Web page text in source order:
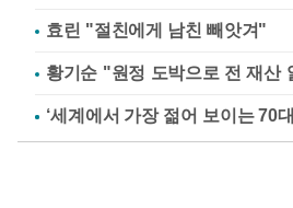
효린 "절친에게 남친 빼앗겨"
황기순 "원정 도박으로 전 재산